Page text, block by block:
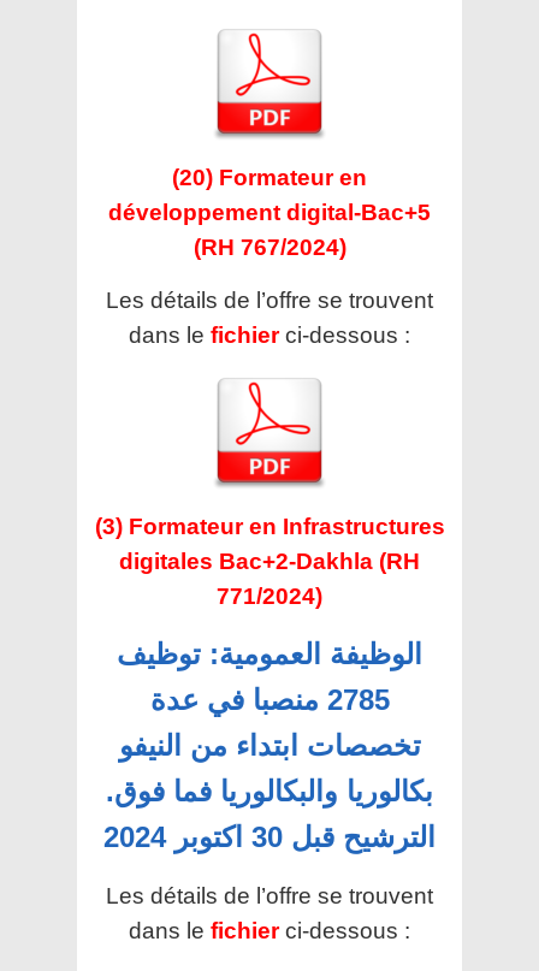
(20) Formateur en
développement digital-Bac+5
(RH 767/2024)
Les détails de l’offre se trouvent
dans le fichier ci-dessous :
(3) Formateur en Infrastructures
digitales Bac+2-Dakhla (RH
771/2024)
الوظيفة العمومية: توظيف
2785 منصبا في عدة
تخصصات ابتداء من النيفو
بكالوريا والبكالوريا فما فوق.
الترشيح قبل 30 اكتوبر 2024
Les détails de l’offre se trouvent
dans le fichier ci-dessous :